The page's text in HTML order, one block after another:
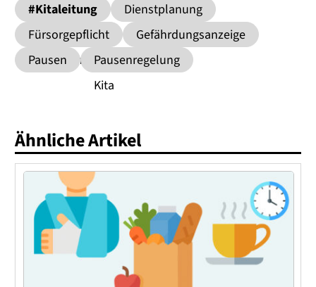
#Kitaleitung
Dienstplanung
Fürsorgepflicht
der Leitung
Gefährdungsanzeige
Pausen
Pausenregelung
Kita
Ähnliche Artikel